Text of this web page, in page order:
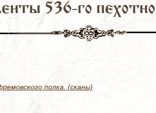
536-го
полка. (сканы)